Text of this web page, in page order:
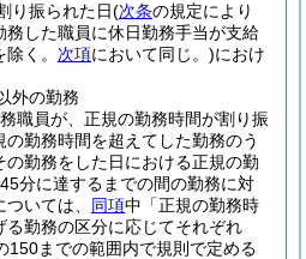
り振られた日(次条の規定により
務した職員に休日勤務手当が支給
く。 次項において同じ。)におけ
外の勤務
職員が、正規の勤務時間が割り振
勤務時間を超えてした勤務のう
の勤務をした日における正規の勤
分に達するまでの間の勤務に対
いては、 同項中「正規の勤務時
る勤務の区分に応じてそれぞれ
150までの範囲内で規則で定める